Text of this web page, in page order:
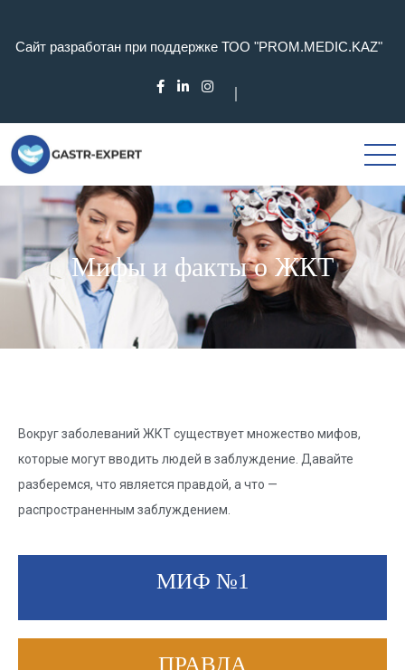
Сайт разработан при поддержке ТОО "PROM.MEDIC.KAZ"
Мифы и факты о ЖКТ
Вокруг заболеваний ЖКТ существует множество мифов,
которые могут вводить людей в заблуждение. Давайте
разберемся, что является правдой, а что —
распространенным заблуждением.
МИФ №1
ПРАВДА